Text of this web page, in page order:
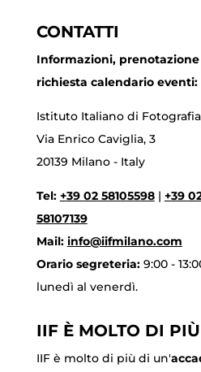
CONTATTI
Informazioni,
richiesta calendario eventi:
Istituto Italiano di Fotografia
Via Enrico Caviglia, 3
20139 Milano - Italy
Tel: +39 02 58105598| +39
58107139
Mail: info@iifmilano.com
Orario segreteria: 9:00 -
lunedì al venerdì.
IIF È MOLTO DI PIÙ
IIF è molto di più di un'